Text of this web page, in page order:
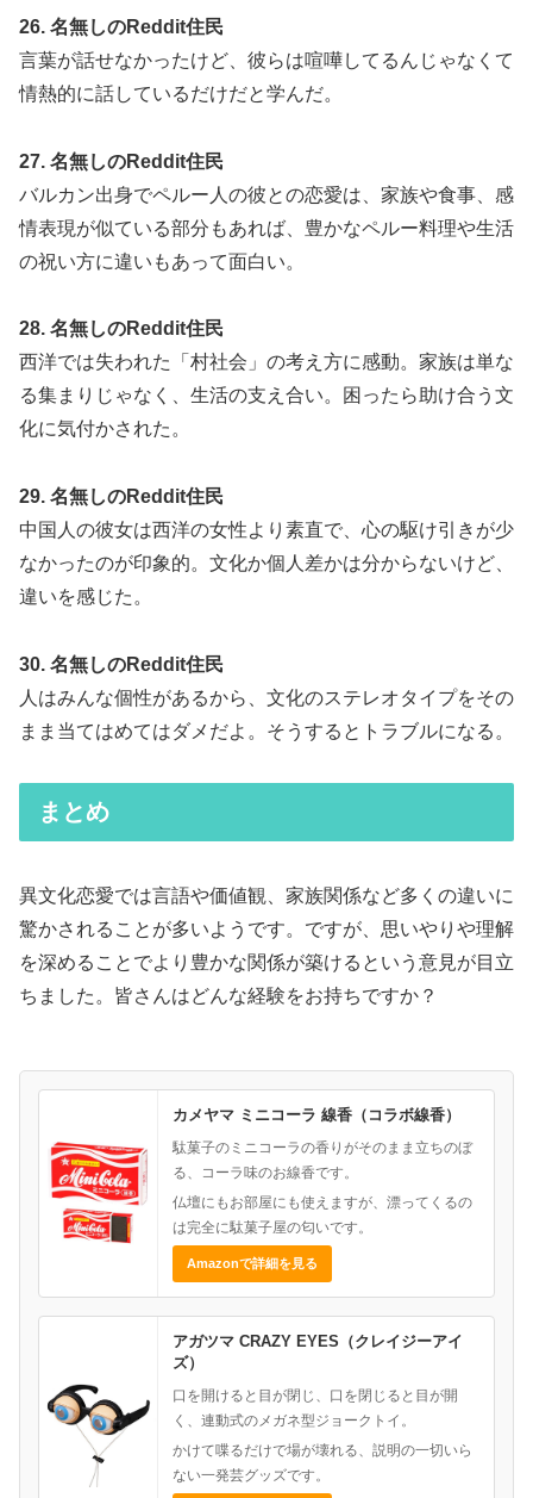
26. 名無しのReddit住民
言葉が話せなかったけど、彼らは喧嘩してるんじゃなくて
情熱的に話しているだけだと学んだ。
27. 名無しのReddit住民
バルカン出身でペルー人の彼との恋愛は、家族や食事、感
情表現が似ている部分もあれば、豊かなペルー料理や生活
の祝い方に違いもあって面白い。
28. 名無しのReddit住民
西洋では失われた「村社会」の考え方に感動。家族は単な
る集まりじゃなく、生活の支え合い。困ったら助け合う文
化に気付かされた。
29. 名無しのReddit住民
中国人の彼女は西洋の女性より素直で、心の駆け引きが少
なかったのが印象的。文化か個人差かは分からないけど、
違いを感じた。
30. 名無しのReddit住民
人はみんな個性があるから、文化のステレオタイプをその
まま当てはめてはダメだよ。そうするとトラブルになる。
まとめ
異文化恋愛では言語や価値観、家族関係など多くの違いに
驚かされることが多いようです。ですが、思いやりや理解
を深めることでより豊かな関係が築けるという意見が目立
ちました。皆さんはどんな経験をお持ちですか？
カメヤマ ミニコーラ 線香（コラボ線香）
駄菓子のミニコーラの香りがそのまま立ちのぼ
る、コーラ味のお線香です。
仏壇にもお部屋にも使えますが、漂ってくるの
は完全に駄菓子屋の匂いです。
Amazonで詳細を見る
アガツマ CRAZY EYES（クレイジーアイ
ズ）
口を開けると目が閉じ、口を閉じると目が開
く、連動式のメガネ型ジョークトイ。
かけて喋るだけで場が壊れる、説明の一切いら
ない一発芸グッズです。